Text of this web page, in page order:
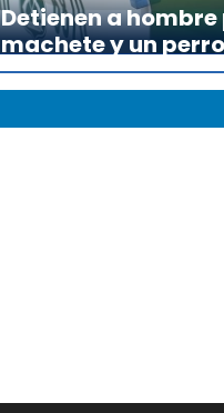
Detienen a
machete y un